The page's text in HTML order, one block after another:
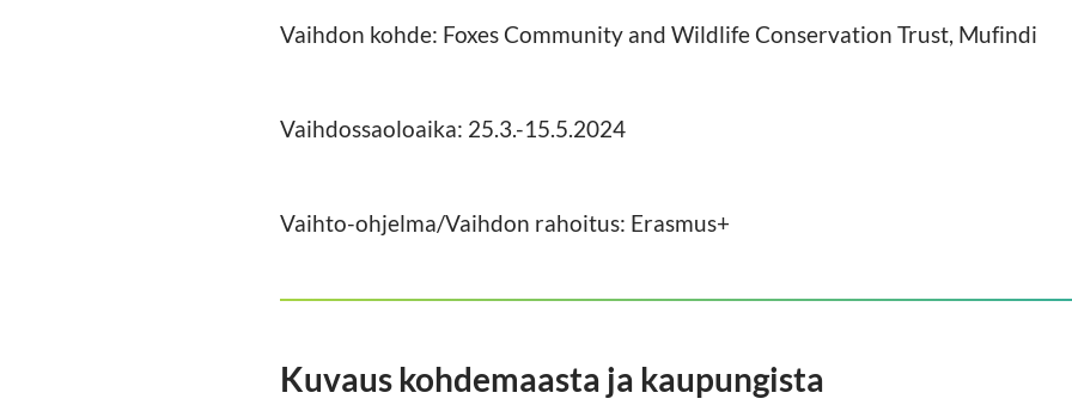
Vaihdon kohde: Foxes Community and Wildlife Conservation Trust, Mufindi
Vaihdossaoloaika: 25.3.-15.5.2024
Vaihto-ohjelma/Vaihdon rahoitus: Erasmus+
Kuvaus kohdemaasta ja kaupungista